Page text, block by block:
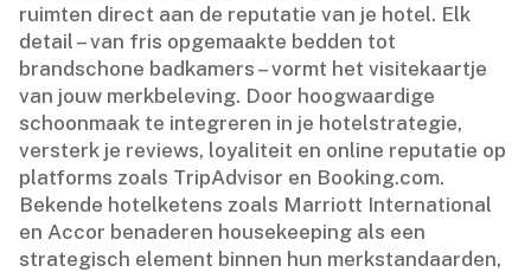
ruimten direct aan de reputatie van je hotel.​ Elk
detail – van fris opgemaakte bedden tot
brandschone badkamers – vormt het visitekaartje
van jouw merkbeleving.​ Door hoogwaardige
schoonmaak te integreren in je hotelstrategie,
versterk je reviews, loyaliteit en online reputatie op
platforms zoals TripAdvisor en Booking.​com.​
Bekende hotelketens zoals Marriott International
en Accor benaderen housekeeping als een
strategisch element binnen hun merkstandaarden,